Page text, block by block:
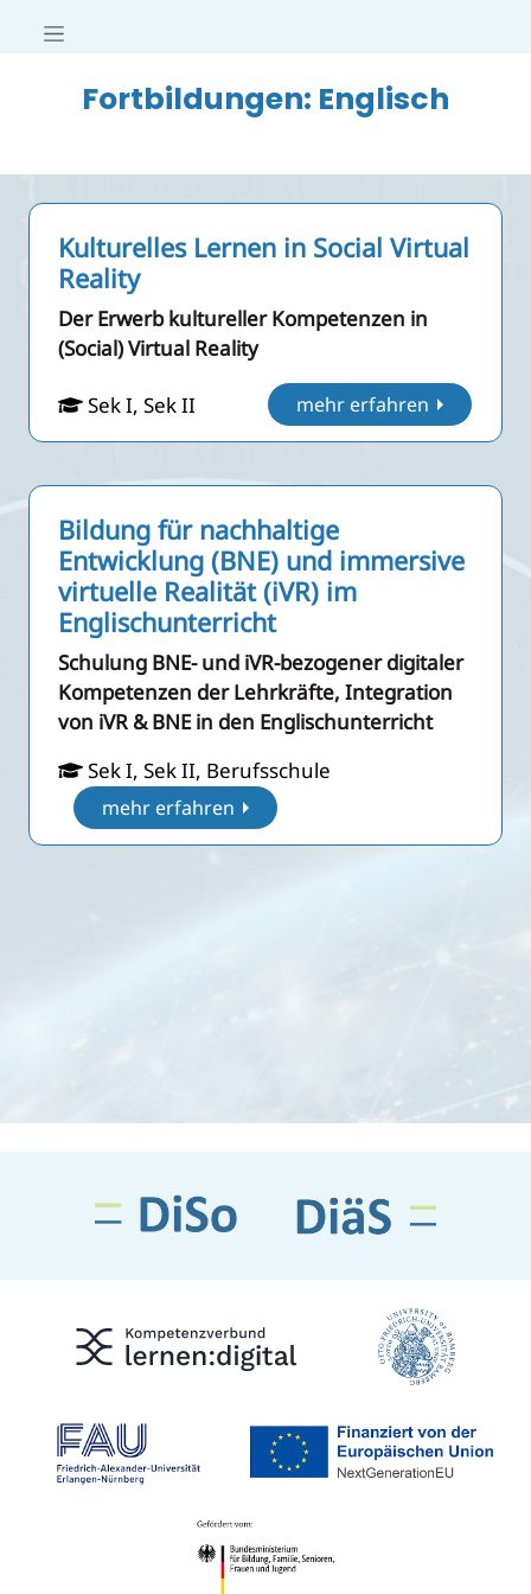
Fortbildungen: Englisch
Kulturelles Lernen in Social Virtual
Reality
Der Erwerb kultureller Kompetenzen in
(Social) Virtual Reality
Sek I, Sek II mehr erfahren
Bildung für nachhaltige
Entwicklung (BNE) und immersive
virtuelle Realität (iVR) im
Englischunterricht
Schulung BNE- und iVR-bezogener digitaler
Kompetenzen der Lehrkräfte, Integration
von iVR & BNE in den Englischunterricht
Sek I, Sek II, Berufsschule
mehr erfahren